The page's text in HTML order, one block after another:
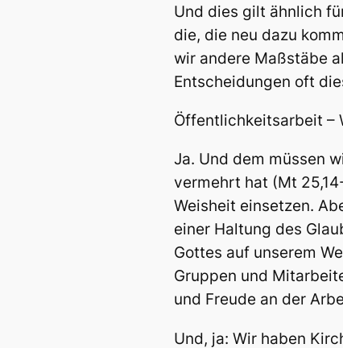
Und dies gilt ähnlich
die, die neu dazu
wir andere Maßstäbe
Entscheidungen oft
Öffentlichkeitsarbeit –
Ja. Und dem müssen
vermehrt hat (Mt
Weisheit einsetzen.
einer Haltung des
Gottes auf unserem
Gruppen und
und Freude an der
Und, ja: Wir haben